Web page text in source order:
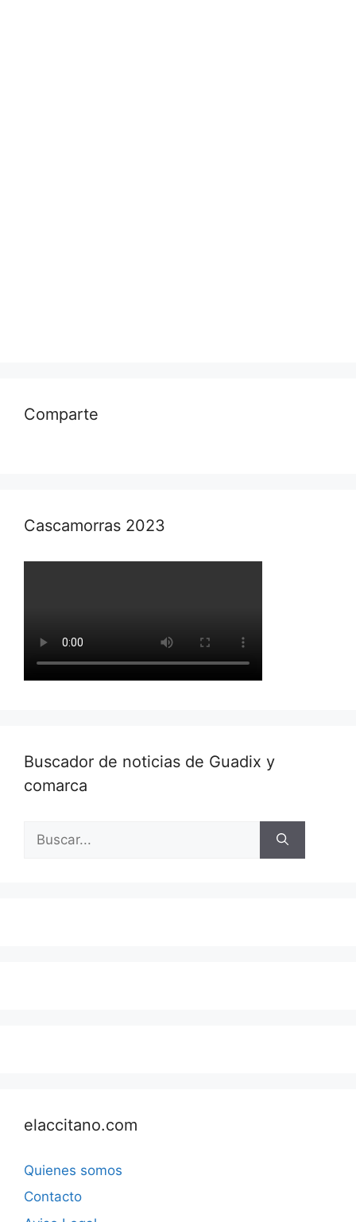
Comparte
Cascamorras 2023
Buscador de noticias de Guadix y
comarca
elaccitano.com
Quienes somos
Contacto